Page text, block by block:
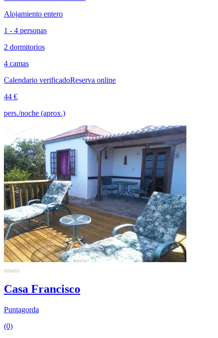
Alojamiento entero
1 - 4 personas
2 dormitorios
4 camas
Calendario verificadoReserva online
44 €
pers./noche (aprox.)
Casa Francisco
Puntagorda
(0)